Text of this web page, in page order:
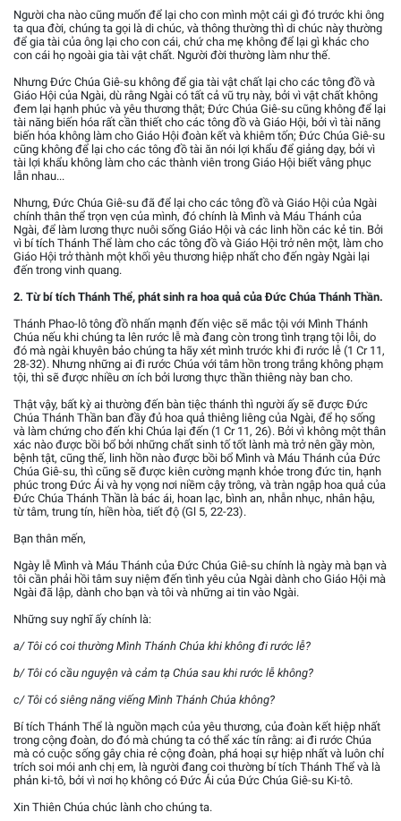
Người cha nào cũng muốn để lại cho con mình một cái gì đó trước khi ông
ta qua đời, chúng ta gọi là di chúc, và thông thường thì di chúc này thường
để gia tài của ông lại cho con cái, chứ cha mẹ không để lại gì khác cho
con cái họ ngoài gia tài vật chất. Người đời thường làm như thế.
Nhưng Đức Chúa Giê-su không để gia tài vật chất lại cho các tông đồ và
Giáo Hội của Ngài, dù rằng Ngài có tất cả vũ trụ này, bởi vì vật chất không
đem lại hạnh phúc và yêu thương thật; Đức Chúa Giê-su cũng không để lại
tài năng biến hóa rất cần thiết cho các tông đồ và Giáo Hội, bởi vì tài năng
biến hóa không làm cho Giáo Hội đoàn kết và khiêm tốn; Đức Chúa Giê-su
cũng không để lại cho các tông đồ tài ăn nói lợi khẩu để giảng dạy, bởi vì
tài lợi khẩu không làm cho các thành viên trong Giáo Hội biết vâng phục
lẫn nhau...
Nhưng, Đức Chúa Giê-su đã để lại cho các tông đồ và Giáo Hội của Ngài
chính thân thể trọn vẹn của mình, đó chính là Mình và Máu Thánh của
Ngài, để làm lương thực nuôi sống Giáo Hội và các linh hồn các kẻ tin. Bởi
vì bí tích Thánh Thể làm cho các tông đồ và Giáo Hội trở nên một, làm cho
Giáo Hội trở thành một khối yêu thương hiệp nhất cho đến ngày Ngài lại
đến trong vinh quang.
2. Từ bí tích Thánh Thể, phát sinh ra hoa quả của Đức Chúa Thánh Thần.
Thánh Phao-lô tông đồ nhấn mạnh đến việc sẽ mắc tội với Mình Thánh
Chúa nếu khi chúng ta lên rước lễ mà đang còn trong tình trạng tội lỗi, do
đó mà ngài khuyên bảo chúng ta hãy xét mình trước khi đi rước lễ (1 Cr 11,
28-32). Nhưng những ai đi rước Chúa với tâm hồn trong trắng không phạm
tội, thì sẽ được nhiều ơn ích bởi lương thực thần thiêng này ban cho.
Thật vậy, bất kỳ ai thường đến bàn tiệc thánh thì người ấy sẽ được Đức
Chúa Thánh Thần ban đầy đủ hoa quả thiêng liêng của Ngài, để họ sống
và làm chứng cho đến khi Chúa lại đến (1 Cr 11, 26). Bởi vì không một thân
xác nào được bồi bổ bởi những chất sinh tố tốt lành mà trở nên gầy mòn,
bệnh tật, cũng thế, linh hồn nào được bồi bổ Mình và Máu Thánh của Đức
Chúa Giê-su, thì cũng sẽ được kiên cường mạnh khỏe trong đức tin, hạnh
phúc trong Đức Ái và hy vọng nơi niềm cậy trông, và tràn ngập hoa quả của
Đức Chúa Thánh Thần là bác ái, hoan lạc, bình an, nhẫn nhục, nhân hậu,
từ tâm, trung tín, hiền hòa, tiết độ (Gl 5, 22-23).
Bạn thân mến,
Ngày lễ Mình và Máu Thánh của Đức Chúa Giê-su chính là ngày mà bạn và
tôi cần phải hồi tâm suy niệm đến tình yêu của Ngài dành cho Giáo Hội mà
Ngài đã lập, dành cho bạn và tôi và những ai tin vào Ngài.
Những suy nghĩ ấy chính là:
a/ Tôi có coi thường Mình Thánh Chúa khi không đi rước lễ?
b/ Tôi có cầu nguyện và cảm tạ Chúa sau khi rước lễ không?
c/ Tôi có siêng năng viếng Mình Thánh Chúa không?
Bí tích Thánh Thể là nguồn mạch của yêu thương, của đoàn kết hiệp nhất
trong cộng đoàn, do đó mà chúng ta có thể xác tín rằng: ai đi rước Chúa
mà có cuộc sống gây chia rẻ cộng đoàn, phá hoại sự hiệp nhất và luôn chỉ
trích soi mói anh chị em, là người đang coi thường bí tích Thánh Thể và là
phản ki-tô, bởi vì nơi họ không có Đức Ái của Đức Chúa Giê-su Ki-tô.
Xin Thiên Chúa chúc lành cho chúng ta.